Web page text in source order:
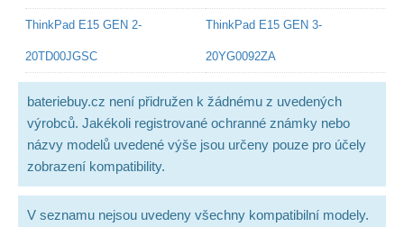
ThinkPad E15 GEN 2-
20TD00JGSC
ThinkPad E15 GEN 3-
20YG0092ZA
bateriebuy.cz není přidružen k žádnému z uvedených
výrobců. Jakékoli registrované ochranné známky nebo
názvy modelů uvedené výše jsou určeny pouze pro účely
zobrazení kompatibility.
V seznamu nejsou uvedeny všechny kompatibilní modely.